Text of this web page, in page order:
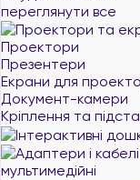
переглянути все
Проектори
Презентери
Екрани для
Документ-камери
Кріплення та
мультимедійні